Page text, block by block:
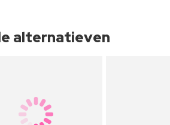
alternatieven